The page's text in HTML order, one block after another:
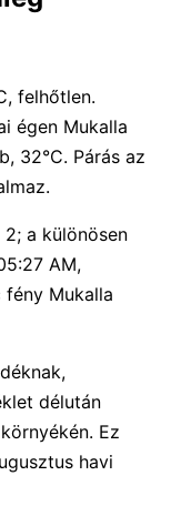
felhőtlen.
égen Mukalla
32°C. Párás az
a különösen
AM,
fény Mukalla
délután
Ez
havi